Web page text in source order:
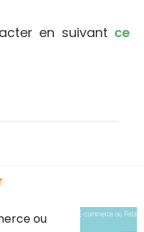
en suivant ce
ou